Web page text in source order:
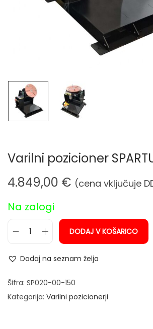
Varilni pozicioner
4.849,00 € (cena vključuje
Na zalogi
i
l
DODAJ V KOŠARICO
Dodaj na seznam želja
Šifra: SP020-00-150
Kategorija: Varilni pozicionerji